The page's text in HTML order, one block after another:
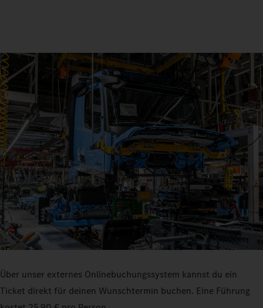
Über unser externes Onlinebuchungssystem kannst du ein
Ticket direkt für deinen Wunschtermin buchen. Eine Führung